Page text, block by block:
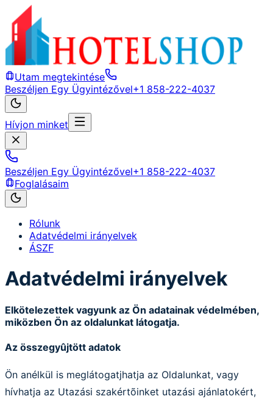
Utam megtekintése
Beszéljen Egy Ügyintézővel+1 858-222-4037
Hívjon minket
Beszéljen Egy Ügyintézővel+1 858-222-4037
Foglalásaim
Rólunk
Adatvédelmi irányelvek
ÁSZF
Adatvédelmi irányelvek
Elkötelezettek vagyunk az Ön adatainak védelmében,
miközben Ön az oldalunkat látogatja.
Az összegyûjtött adatok
Ön anélkül is meglátogatjhatja az Oldalunkat, vagy
hívhatja az Utazási szakértõinket utazási ajánlatokért,